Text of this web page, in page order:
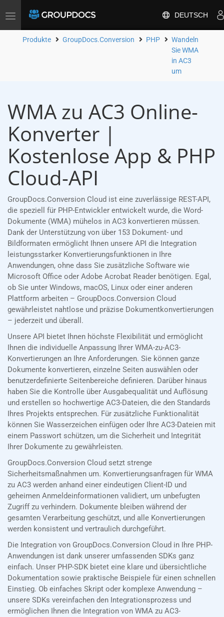
Toggle
DEUTSCH
Produkte GroupDocs.Conversion PHP
Wandeln
Sie WMA
in AC3
um
WMA zu AC3 Online-
Konverter |
Kostenlose App & PHP
Cloud-API
GroupDocs.Conversion Cloud ist eine zuverlässige REST-API,
die speziell für PHP-Entwickler entwickelt wurde, die Word-
Dokumente (WMA) mühelos in AC3 konvertieren müssen.
Dank der Unterstützung von über 153 Dokument- und
Bildformaten ermöglicht Ihnen unsere API die Integration
leistungsstarker Konvertierungsfunktionen in Ihre
Anwendungen, ohne dass Sie zusätzliche Software wie
Microsoft Office oder Adobe Acrobat Reader benötigen. Egal,
ob Sie unter Windows, macOS, Linux oder einer anderen
Plattform arbeiten – GroupDocs.Conversion Cloud
gewährleistet nahtlose und präzise Dokumentkonvertierungen
– jederzeit und überall.
Unsere API bietet Ihnen höchste Flexibilität und ermöglicht
Ihnen die individuelle Anpassung Ihrer WMA-zu-AC3-
Konvertierungen an Ihre Anforderungen. Sie können ganze
Dokumente konvertieren, einzelne Seiten auswählen oder
benutzerdefinierte Seitenbereiche definieren. Darüber hinaus
haben Sie die Kontrolle über Ausgabequalität und Auflösung
und erstellen so hochwertige AC3-Dateien, die den Standards
Ihres Projekts entsprechen. Für zusätzliche Funktionalität
können Sie Wasserzeichen einfügen oder Ihre AC3-Dateien mit
einem Passwort schützen, um die Sicherheit und Integrität
Ihrer Dokumente zu gewährleisten.
GroupDocs.Conversion Cloud setzt strenge
Sicherheitsmaßnahmen um. Konvertierungsanfragen für WMA
zu AC3 werden anhand einer eindeutigen Client-ID und
geheimen Anmeldeinformationen validiert, um unbefugten
Zugriff zu verhindern. Dokumente bleiben während der
gesamten Verarbeitung geschützt, und alle Konvertierungen
werden konsistent und vertraulich durchgeführt.
Die Integration von GroupDocs.Conversion Cloud in Ihre PHP-
Anwendungen ist dank unserer umfassenden SDKs ganz
einfach. Unser PHP-SDK bietet eine klare und übersichtliche
Dokumentation sowie praktische Beispiele für einen schnellen
Einstieg. Ob einfaches Skript oder komplexe Anwendung –
unsere SDKs vereinfachen den Integrationsprozess und
ermöglichen Ihnen die Integration von WMA zu AC3-